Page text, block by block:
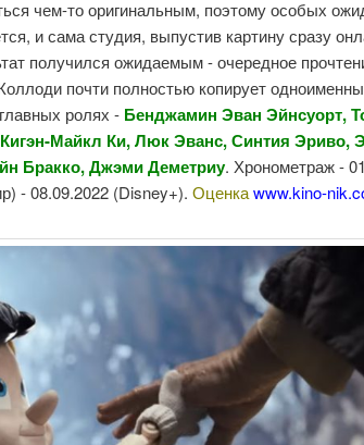
чем-то оригинальным, поэтому особых
и сама студия, выпустив картину сразу
получился ожидаемым - очередное
почти полностью копирует
ролях - Бенджамин Эван Эйнсуорт,
Майкл Ки, Люк Эванс, Синтия Эриво,
Бракко, Джэми Деметриу. Хронометраж -
- 08.09.2022 (Disney+).Оценкаwww.kino-